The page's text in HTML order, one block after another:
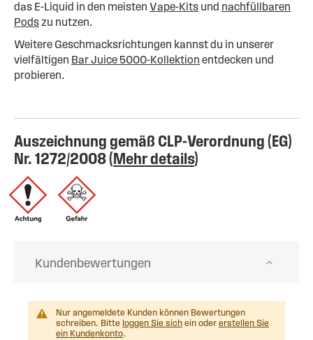
das E-Liquid in den meisten Vape-Kits und nachfüllbaren
Podszu nutzen.
Weitere Geschmacksrichtungen kannst du in unserer
vielfältigen Bar Juice 5000-Kollektion entdecken und
probieren.
Auszeichnung gemäß CLP-Verordnung (EG)
Nr. 1272/2008 (Mehr details)
Kundenbewertungen
Nur angemeldete Kunden können Bewertungen
schreiben. Bitte loggen Sie sich ein oder erstellen Sie
ein Kundenkonto.